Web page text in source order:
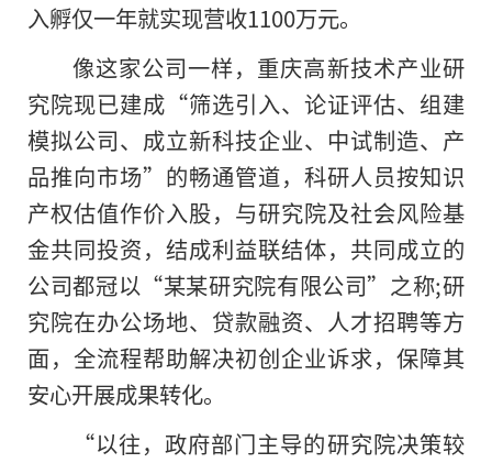
入孵仅一年就实现营收1100万元。
像这家公司一样，重庆高新技术产业研
究院现已建成“筛选引入、论证评估、组建
模拟公司、成立新科技企业、中试制造、产
品推向市场”的畅通管道，科研人员按知识
产权估值作价入股，与研究院及社会风险基
金共同投资，结成利益联结体，共同成立的
公司都冠以“某某研究院有限公司”之称;研
究院在办公场地、贷款融资、人才招聘等方
面，全流程帮助解决初创企业诉求，保障其
安心开展成果转化。
“以往，政府部门主导的研究院决策较